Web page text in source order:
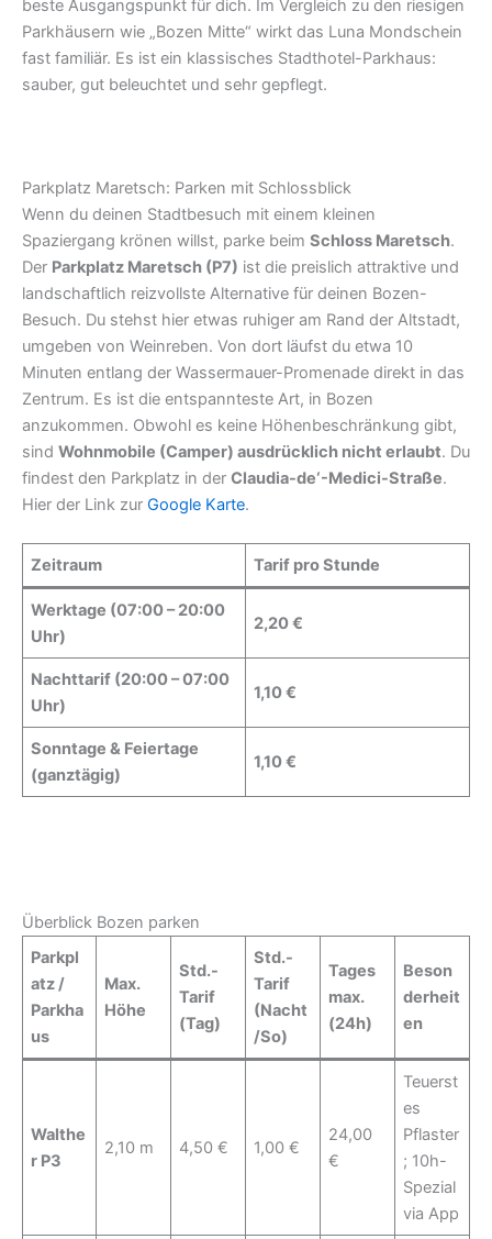
beste Ausgangspunkt für dich. Im Vergleich zu den riesigen
Parkhäusern wie „Bozen Mitte“ wirkt das Luna Mondschein
fast familiär. Es ist ein klassisches Stadthotel-Parkhaus:
sauber, gut beleuchtet und sehr gepflegt.
Parkplatz Maretsch: Parken mit Schlossblick
Wenn du deinen Stadtbesuch mit einem kleinen
Spaziergang krönen willst, parke beim Schloss Maretsch.
Der Parkplatz Maretsch (P7) ist die preislich attraktive und
landschaftlich reizvollste Alternative für deinen Bozen-
Besuch. Du stehst hier etwas ruhiger am Rand der Altstadt,
umgeben von Weinreben. Von dort läufst du etwa 10
Minuten entlang der Wassermauer-Promenade direkt in das
Zentrum. Es ist die entspannteste Art, in Bozen
anzukommen. Obwohl es keine Höhenbeschränkung gibt,
sind Wohnmobile (Camper) ausdrücklich nicht erlaubt. Du
findest den Parkplatz in der Claudia-de‘-Medici-Straße.
Hier der Link zur Google Karte.
Zeitraum Tarif pro Stunde
Werktage (07:00 – 20:00
Uhr)
2,20 €
Nachttarif (20:00 – 07:00
Uhr)
1,10 €
Sonntage & Feiertage
(ganztägig)
1,10 €
Überblick Bozen parken
Parkpl
atz /
Parkha
us
Max.
Höhe
Std.-
Tarif
(Tag)
Std.-
Tarif
(Nacht
/So)
Tages
max.
(24h)
Beson
derheit
en
Walthe
r P3
2,10 m 4,50 € 1,00 €
24,00
€
Teuerst
es
Pflaster
; 10h-
Spezial
via App